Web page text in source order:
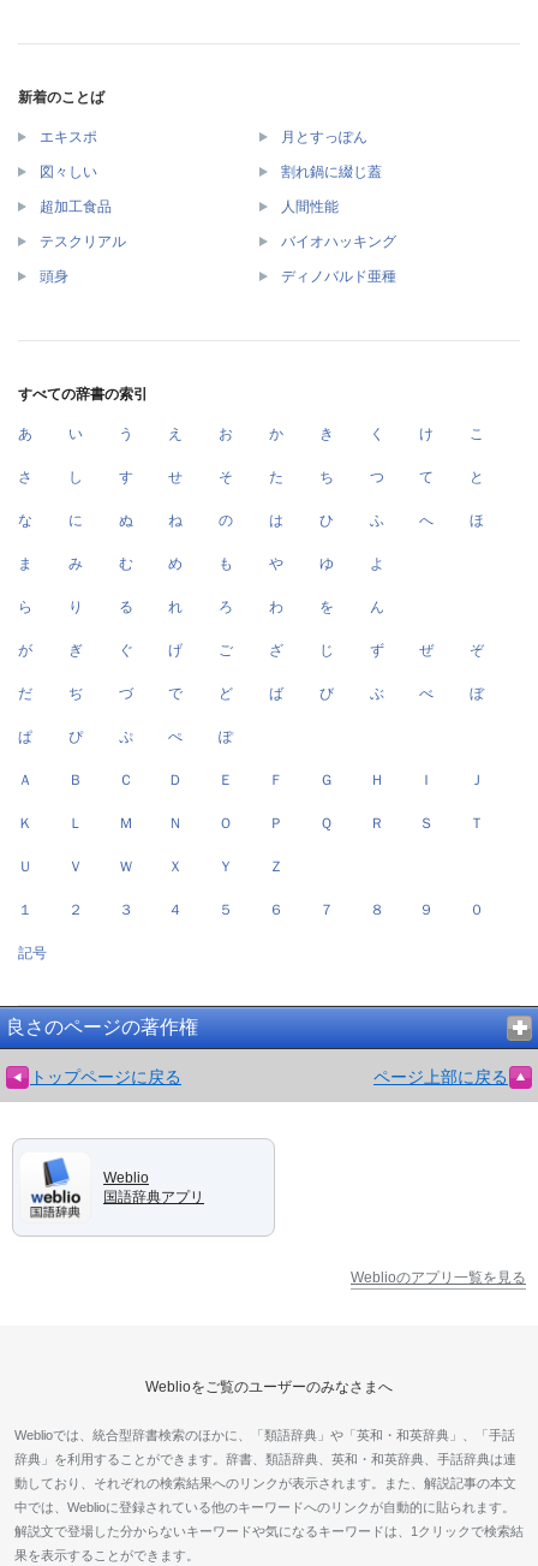
新着のことば
エキスポ 月とすっぽん
図々しい 割れ鍋に綴じ蓋
超加工食品 人間性能
テスクリアル バイオハッキング
頭身 ディノバルド亜種
すべての辞書の索引
あ い う え お か き く け こ
さ し す せ そ た ち つ て と
な に ぬ ね の は ひ ふ へ ほ
ま み む め も や ゆ よ
ら り る れ ろ わ を ん
が ぎ ぐ げ ご ざ じ ず ぜ ぞ
だ ぢ づ で ど ば び ぶ べ ぼ
ぱ ぴ ぷ ぺ ぽ
Ａ Ｂ Ｃ Ｄ Ｅ Ｆ Ｇ Ｈ Ｉ Ｊ
Ｋ Ｌ Ｍ Ｎ Ｏ Ｐ Ｑ Ｒ Ｓ Ｔ
Ｕ Ｖ Ｗ Ｘ Ｙ Ｚ
１ ２ ３ ４ ５ ６ ７ ８ ９ ０
記号
良さのページの著作権
トップページに戻る ページ上部に戻る
Weblio
国語辞典アプリ
Weblioのアプリ一覧を見る
Weblioをご覧のユーザーのみなさまへ
Weblioでは、統合型辞書検索のほかに、「類語辞典」や「英和・和英辞典」、「手話
辞典」を利用することができます。辞書、類語辞典、英和・和英辞典、手話辞典は連
動しており、それぞれの検索結果へのリンクが表示されます。また、解説記事の本文
中では、Weblioに登録されている他のキーワードへのリンクが自動的に貼られます。
解説文で登場した分からないキーワードや気になるキーワードは、1クリックで検索結
果を表示することができます。